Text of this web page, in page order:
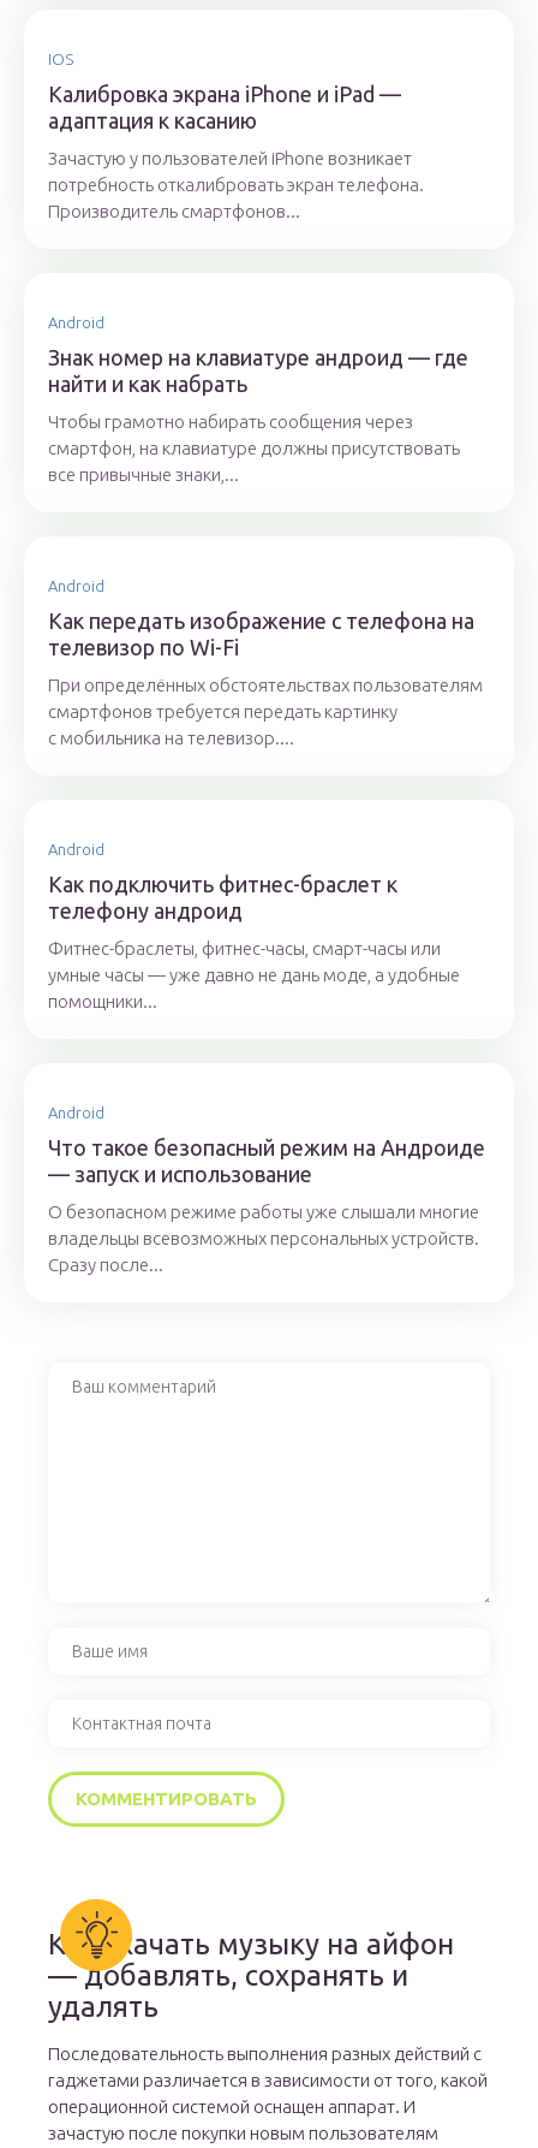
IOS
Калибровка экрана iPhone и iPad —
адаптация к касанию
Зачастую у пользователей iPhone возникает
потребность откалибровать экран телефона.
Производитель смартфонов...
Android
Знак номер на клавиатуре андроид — где
найти и как набрать
Чтобы грамотно набирать сообщения через
смартфон, на клавиатуре должны присутствовать
все привычные знаки,...
Android
Как передать изображение с телефона на
телевизор по Wi-Fi
При определённых обстоятельствах пользователям
смартфонов требуется передать картинку
с мобильника на телевизор....
Android
Как подключить фитнес-браслет к
телефону андроид
Фитнес-браслеты, фитнес-часы, смарт-часы или
умные часы — уже давно не дань моде, а удобные
помощники...
Android
Что такое безопасный режим на Андроиде
— запуск и использование
О безопасном режиме работы уже слышали многие
владельцы всевозможных персональных устройств.
Сразу после...
Как скачать музыку на айфон
— добавлять, сохранять и
удалять
Последовательность выполнения разных действий с
гаджетами различается в зависимости от того, какой
операционной системой оснащен аппарат. И
зачастую после покупки новым пользователям